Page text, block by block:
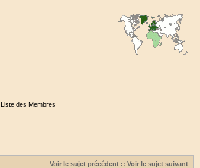
Liste des Membres
Voir le sujet précédent :: Voir le sujet suivant